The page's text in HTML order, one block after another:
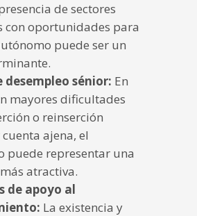
de sectores
con oportunidades para
puede ser un
desempleo sénior: En
mayores dificultades
o reinserción
ajena, el
puede representar una
atractiva.
de apoyo al
La existencia y